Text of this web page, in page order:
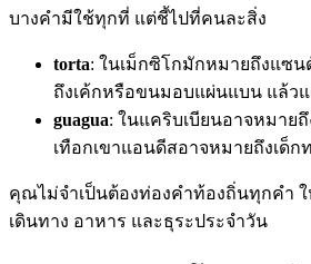
บางคำมีใช้ทุกที่ แต่ชี้ไปที่คนละสิ่ง
torta: ในเม็กซิโกมักหมายถึงแซ
ถึงเค้กหรือขนมอบแผ่นแบน แล้ว
guagua: ในแคริบเบียนอาจหมาย
เทือกเขาแอนดีสอาจหมายถึงเด็ก
คุณไม่จำเป็นต้องท่องคำท้องถิ่นทุกคำ
เดินทาง อาหาร และธุระประจำวัน